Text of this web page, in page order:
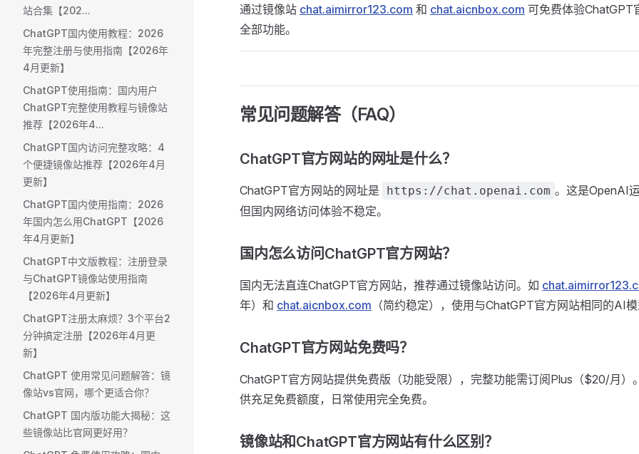
站合集【202...
ChatGPT国内使用教程：2026
年完整注册与使用指南【2026年
4月更新】
ChatGPT使用指南：国内用户
ChatGPT完整使用教程与镜像站
推荐【2026年4...
ChatGPT国内访问完整攻略：4
个便捷镜像站推荐【2026年4月
更新】
ChatGPT国内使用指南：2026
年国内怎么用ChatGPT【2026
年4月更新】
ChatGPT中文版教程：注册登录
与ChatGPT镜像站使用指南
【2026年4月更新】
ChatGPT注册太麻烦？3个平台2
分钟搞定注册【2026年4月更
新】
ChatGPT 使用常见问题解答：镜
像站vs官网，哪个更适合你？
ChatGPT 国内版功能大揭秘：这
些镜像站比官网更好用？
通过镜像站 chat.aimirror123.com 和 chat.aicnbox.com 可免费体验ChatGPT
全部功能。
常见问题解答（FAQ）
ChatGPT官方网站的网址是什么？
ChatGPT官方网站的网址是 https://chat.openai.com 。这是OpenAI
但国内网络访问体验不稳定。
国内怎么访问ChatGPT官方网站？
国内无法直连ChatGPT官方网站，推荐通过镜像站访问。如
年）和 chat.aicnbox.com （简约稳定），使用与ChatGPT官方网站相同的AI模
ChatGPT官方网站免费吗？
ChatGPT官方网站提供免费版（功能受限），完整功能需订阅Plus（$20/月）
供充足免费额度，日常使用完全免费。
镜像站和ChatGPT官方网站有什么区别？